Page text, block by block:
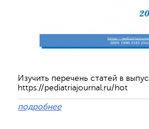
Изучить перечень статей в
https://pediatriajournal.ru/hot
подробнее